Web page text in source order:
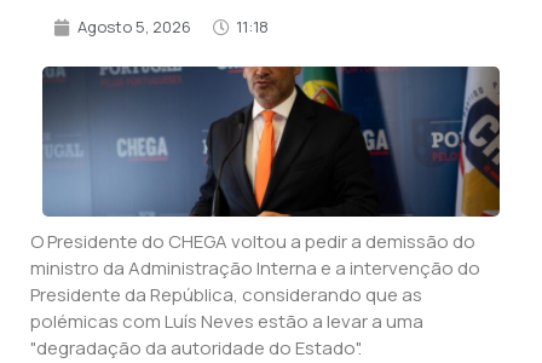
Agosto 5, 2026 11:18
O Presidente do CHEGA voltou a pedir a demissão do
ministro da Administração Interna e a intervenção do
Presidente da República, considerando que as
polémicas com Luís Neves estão a levar a uma
"degradação da autoridade do Estado".